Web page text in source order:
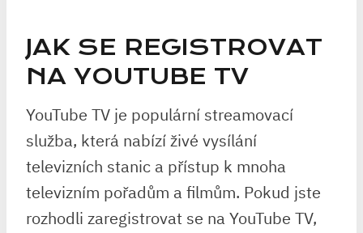
JAK SE REGISTROVAT
NA YOUTUBE TV
YouTube TV je populární streamovací
služba, která nabízí živé vysílání
televizních stanic a přístup k mnoha
televizním pořadům a filmům. Pokud jste
rozhodli zaregistrovat se na YouTube TV,